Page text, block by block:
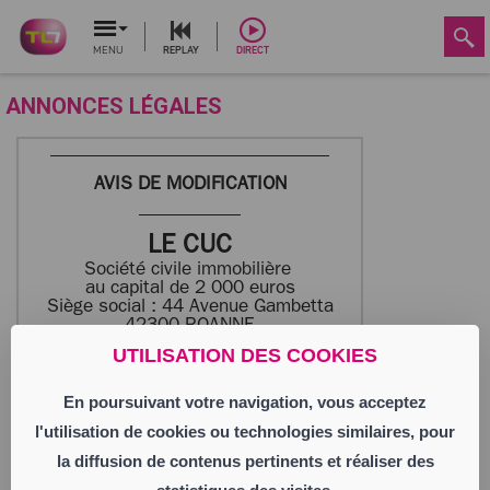
UTILISATION DES COOKIES
En poursuivant votre navigation, vous acceptez
l'utilisation de cookies ou technologies similaires, pour
la diffusion de contenus pertinents et réaliser des
MENU REPLAY DIRECT
ANNONCES LÉGALES
AVIS DE MODIFICATION
LE CUC
Société civile immobilière
au capital de 2 000 euros
Siège social : 44 Avenue Gambetta
42300 ROANNE
942 111 014 RCS ROANNE
Aux termes du PV de l’Assemblée Générale
Extraordinaire du 23 juin 2026, les
associés ont pris acte de la démission de
Monsieur Jean-Pierre MARIDET, demeurant